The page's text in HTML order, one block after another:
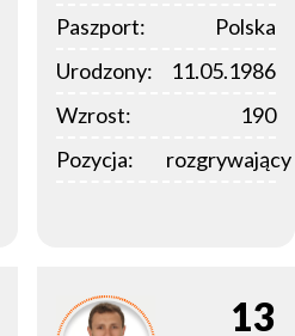
Paszport:
Polska
Urodzony:
11.05.1986
Wzrost:
190
Pozycja:
rozgrywający
13